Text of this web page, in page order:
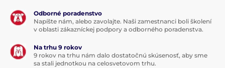
Príslušenstvo záchody
Odborné poradenstvo
Napíšte nám, alebo zavolajte. Naši zamestnanci boli školení
v oblasti zákazníckej podpory a odborného poradenstva.
Na trhu 9 rokov
9 rokov na trhu nám dalo dostatočnú skúsenosť, aby sme
sa stali jednotkou na celosvetovom trhu.